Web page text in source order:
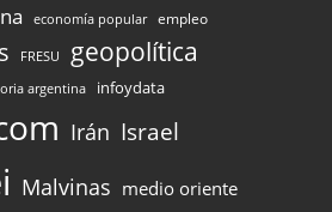
economía popular empleo
FRESU geopolítica
argentina infoydata
Irán Israel
Malvinas medio oriente